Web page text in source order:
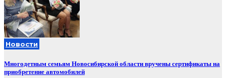
Новости
Многодетным семьям Новосибирской области вручены сертификаты на
приобретение автомобилей